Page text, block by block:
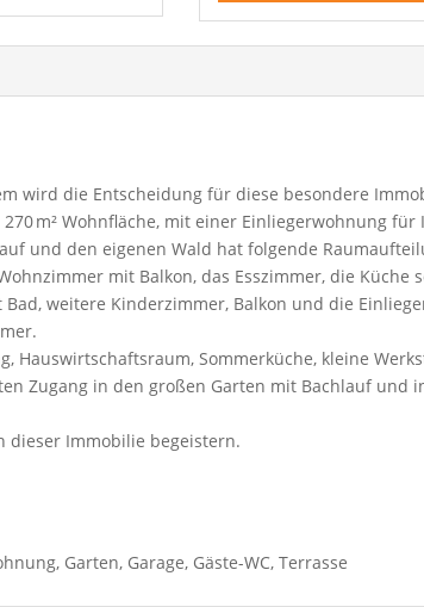
wird die Entscheidung für diese besondere
m² Wohnfläche, mit einer Einliegerwohnung
und den eigenen Wald hat folgende
mit Balkon, das Esszimmer, die
weitere Kinderzimmer, Balkon und die
Hauswirtschaftsraum, Sommerküche, kleine
Zugang in den großen Garten mit Bachlauf und
dieser Immobilie begeistern.
Garten, Garage, Gäste-WC, Terrasse